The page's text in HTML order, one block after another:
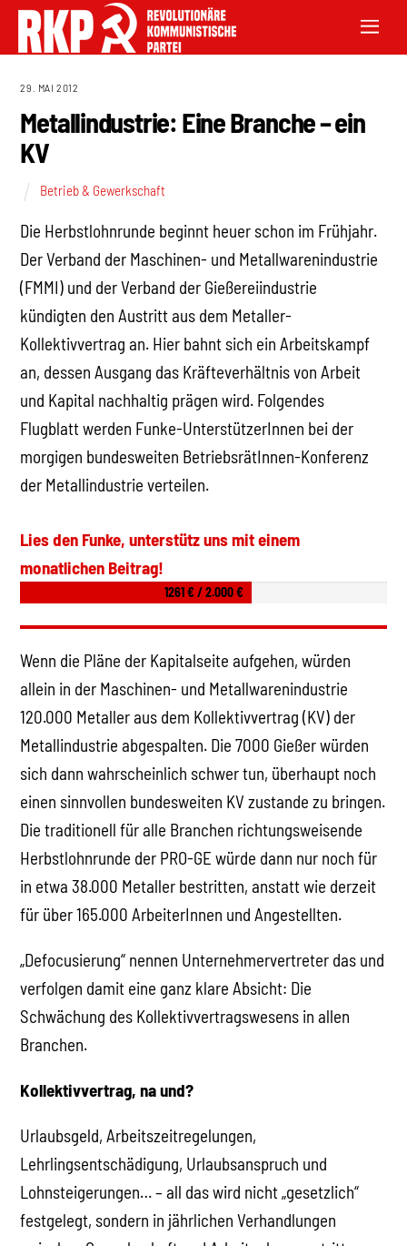
29. MAI 2012
Metallindustrie: Eine Branche – ein
KV
Betrieb & Gewerkschaft
Die Herbstlohnrunde beginnt heuer schon im Frühjahr.
Der Verband der Maschinen- und Metallwarenindustrie
(FMMI) und der Verband der Gießereiindustrie
kündigten den Austritt aus dem Metaller-
Kollektivvertrag an. Hier bahnt sich ein Arbeitskampf
an, dessen Ausgang das Kräfteverhältnis von Arbeit
und Kapital nachhaltig prägen wird. Folgendes
Flugblatt werden Funke-UnterstützerInnen bei der
morgigen bundesweiten BetriebsrätInnen-Konferenz
der Metallindustrie verteilen.
Lies den Funke, unterstütz uns mit einem
monatlichen Beitrag!
1261 € / 2.000 €
Wenn die Pläne der Kapitalseite aufgehen, würden
allein in der Maschinen- und Metallwarenindustrie
120.000 Metaller aus dem Kollektivvertrag (KV) der
Metallindustrie abgespalten. Die 7000 Gießer würden
sich dann wahrscheinlich schwer tun, überhaupt noch
einen sinnvollen bundesweiten KV zustande zu bringen.
Die traditionell für alle Branchen richtungsweisende
Herbstlohnrunde der PRO-GE würde dann nur noch für
in etwa 38.000 Metaller bestritten, anstatt wie derzeit
für über 165.000 ArbeiterInnen und Angestellten.
„Defocusierung“ nennen Unternehmervertreter das und
verfolgen damit eine ganz klare Absicht: Die
Schwächung des Kollektivvertragswesens in allen
Branchen.
Kollektivvertrag, na und?
Urlaubsgeld, Arbeitszeitregelungen,
Lehrlingsentschädigung, Urlaubsanspruch und
Lohnsteigerungen… – all das wird nicht „gesetzlich“
festgelegt, sondern in jährlichen Verhandlungen